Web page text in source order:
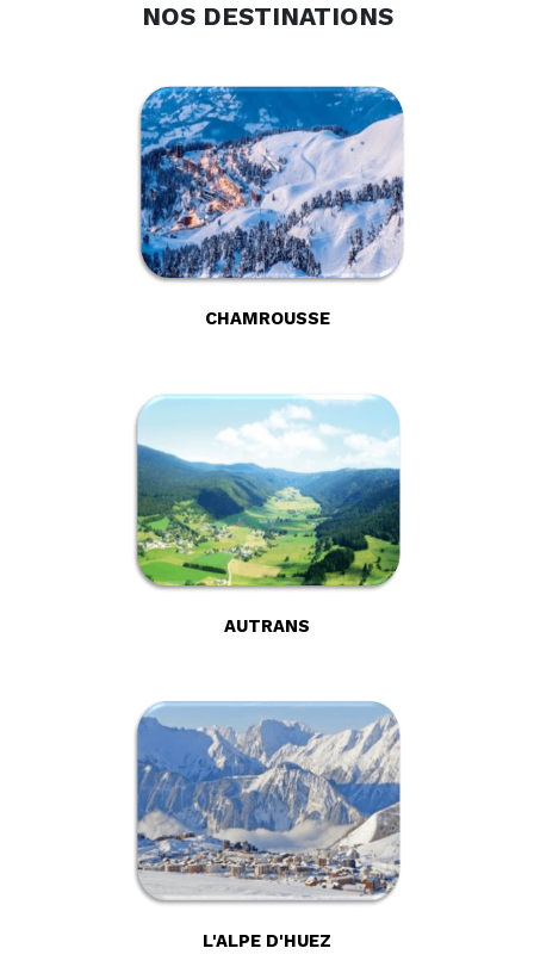
NOS DESTINATIONS
CHAMROUSSE
AUTRANS
L'ALPE D'HUEZ